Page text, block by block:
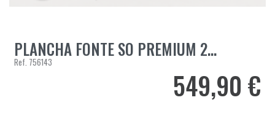
PLANCHA FONTE SO PREMIUM 2...
Ref. 756143
Prix
549,90 €